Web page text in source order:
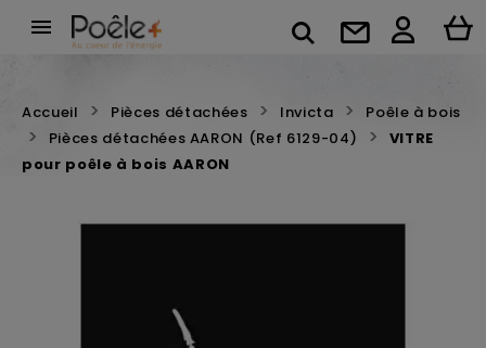

Accueil Pièces détachées Invicta
Poêle à bois
Pièces détachées AARON (Ref 6129-04)
VITRE
pour poêle à bois AARON